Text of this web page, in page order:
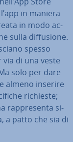
in maniera
in modo ac­
sulla dif­fu­sio­ne.
spesso
di una veste
solo per dare
almeno inserire
richieste;
rap­pre­sen­ta si­
a patto che sia di